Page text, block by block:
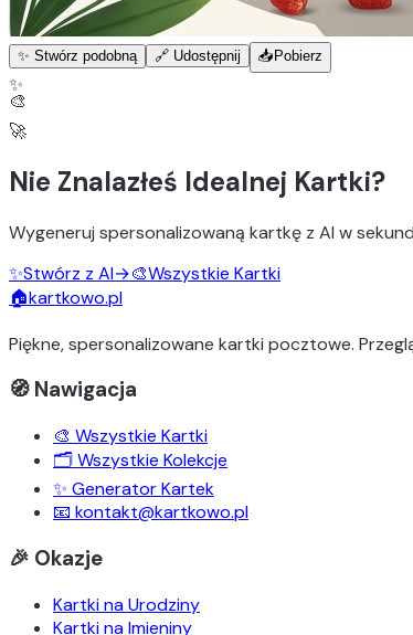
✨ Stwórz podobną 🔗 Udostępnij 📥 Pobierz
✨
🎨
🚀
Nie Znalazłeś Idealnej Kartki?
Wygeneruj spersonalizowaną kartkę z AI w
✨Stwórz z AI→🎨Wszystkie Kartki
🏠kartkowo.pl
Piękne, spersonalizowane kartki pocztowe.
🧭 Nawigacja
🎨 Wszystkie Kartki
🗂️ Wszystkie Kolekcje
✨ Generator Kartek
📧 kontakt@kartkowo.pl
🎉 Okazje
Kartki na Urodziny
Kartki na Imieniny